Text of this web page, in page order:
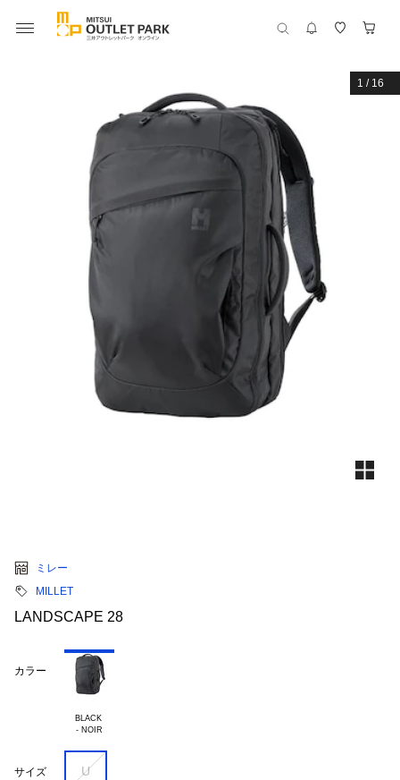
1 / 16
ミレー
MILLET
LANDSCAPE 28
カラー
BLACK
サイズ U